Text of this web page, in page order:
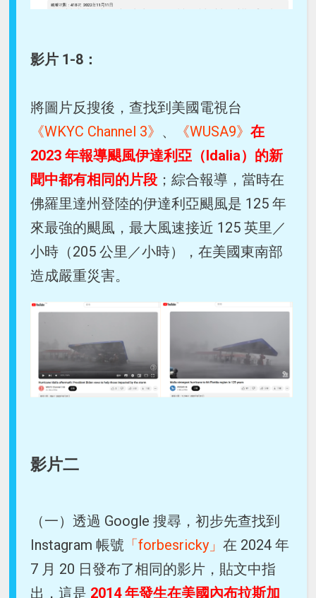
影片 1-8：
將圖片反搜後，查找到美國電視台
《WKYC Channel 3》 、 《WUSA9》在
2023 年報導颶風伊達利亞（Idalia）的新
聞中都有相同的片段 ；綜合報導，當時在
佛羅里達州登陸的伊達利亞颶風是 125 年
來最強的颶風，最大風速接近 125 英里／
小時（205 公里／小時），在美國東南部
造成嚴重災害。
影片二
（一）透過 Google 搜尋，初步先查找到
Instagram 帳號 「forbesricky」在 2024 年
7 月 20 日發布了相同的影片，貼文中指
出，這是 2014 年發生在美國內布拉斯加